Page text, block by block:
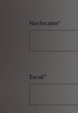
Nachname*
Email*